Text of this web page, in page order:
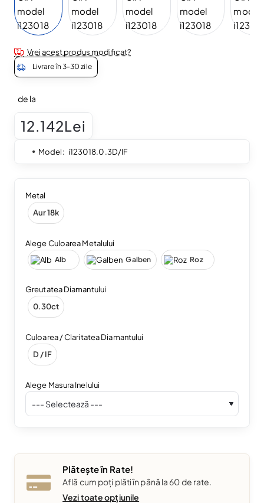
Vrei acest produs modificat?
Livrare în 3-30 zile
de la
12.142Lei
Model: i123018.0.3D/IF
Metal
Aur 18k
Alege Culoarea Metalului
Alb Galben Roz
Greutatea Diamantului
0.30ct
Culoarea / Claritatea Diamantului
D / IF
Alege Masura Inelului
Plătește în Rate!
Află cum poți plăti în până la 60 de rate.
Vezi toate opțiunile